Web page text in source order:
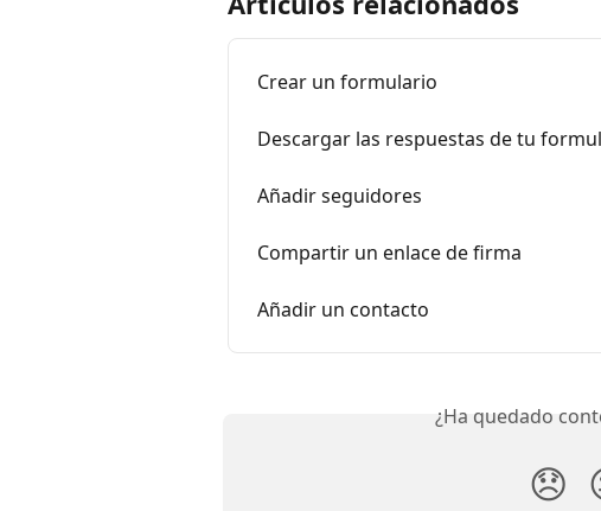
Crear un formulario
Descargar las respuestas de tu
Añadir seguidores
Compartir un enlace de firma
Añadir un contacto
¿Ha quedado
😞